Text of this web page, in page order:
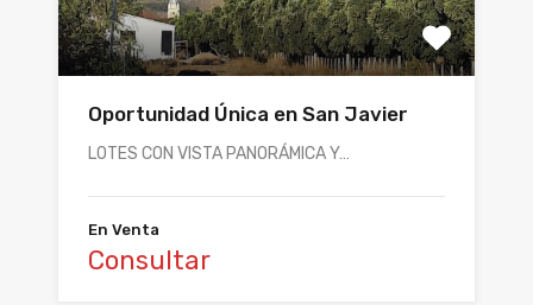
Oportunidad Única en San Javier
LOTES CON VISTA PANORÁMICA Y…
En Venta
Consultar